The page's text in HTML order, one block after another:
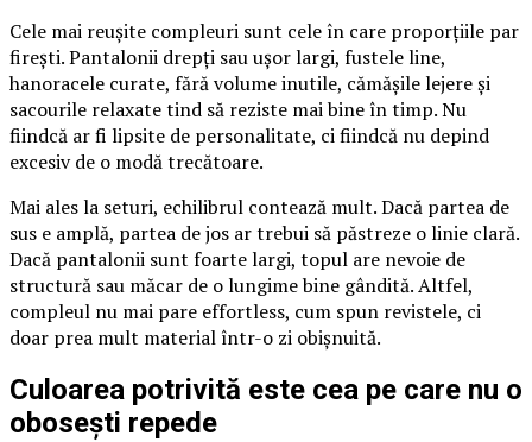
Cele mai reușite compleuri sunt cele în care proporțiile par
firești. Pantalonii drepți sau ușor largi, fustele line,
hanoracele curate, fără volume inutile, cămășile lejere și
sacourile relaxate tind să reziste mai bine în timp. Nu
fiindcă ar fi lipsite de personalitate, ci fiindcă nu depind
excesiv de o modă trecătoare.
Mai ales la seturi, echilibrul contează mult. Dacă partea de
sus e amplă, partea de jos ar trebui să păstreze o linie clară.
Dacă pantalonii sunt foarte largi, topul are nevoie de
structură sau măcar de o lungime bine gândită. Altfel,
compleul nu mai pare effortless, cum spun revistele, ci
doar prea mult material într-o zi obișnuită.
Culoarea potrivită este cea pe care nu o
obosești repede